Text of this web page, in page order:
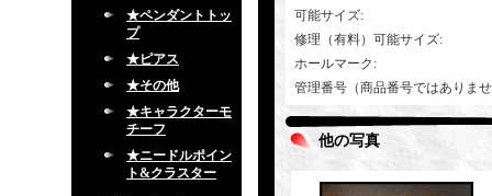
★ペンダントトッ
プ
★ピアス
★その他
★キャラクターモ
チーフ
★ニードルポイン
ト&クラスター
可能サイズ:
修理（有料）可能サイズ:
ホールマーク :
管理番号（商品番号ではありま
他の写真